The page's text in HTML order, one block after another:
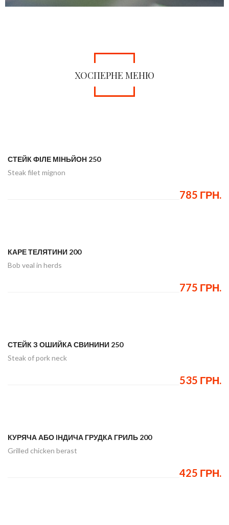
ХОСПЕРНЕ МЕНЮ
СТЕЙК ФІЛЕ МІНЬЙОН 250
Steak filet mignon
785 ГРН.
КАРЕ ТЕЛЯТИНИ 200
Bob veal in herds
775 ГРН.
СТЕЙК З ОШИЙКА СВИНИНИ 250
Steak of pork neck
535 ГРН.
КУРЯЧА АБО IНДИЧА ГРУДКА ГРИЛЬ 200
Grilled chicken berast
425 ГРН.